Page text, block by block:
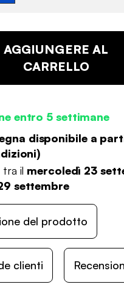
AGGIUNGERE AL
CARRELLO
entro 5 settimane
disponibile a
)
tra il mercoledì 23
settembre
del prodotto
clienti